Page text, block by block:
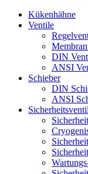
Kükenhähne
Ventile
DIN
ANSI
Schieber
DIN
ANSI